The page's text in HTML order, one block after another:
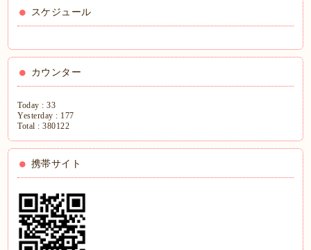
スケジュール
カウンター
Today :33
Yesterday : 177
Total :380122
携帯サイト